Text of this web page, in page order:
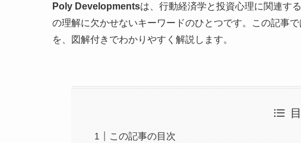
Poly Developmentsは、行動経済学と投資心理に関連す
の理解に欠かせないキーワードのひとつです。この記事
を、図解付きでわかりやすく解説します。
この記事の目次